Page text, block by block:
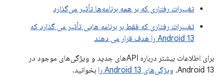
تغییرات رفتاری که بر همه برنامه‌ها تأثیر می‌گذارد
تغییرات رفتاری که فقط بر برنامه هایی تأثیر می گذارد که
Android 13 را هدف قرار می دهند
برای اطلاعات بیشتر درباره APIهای جدید و ویژگی‌های موجود در
Android 13، ویژگی‌های Android 13 را بخوانید.